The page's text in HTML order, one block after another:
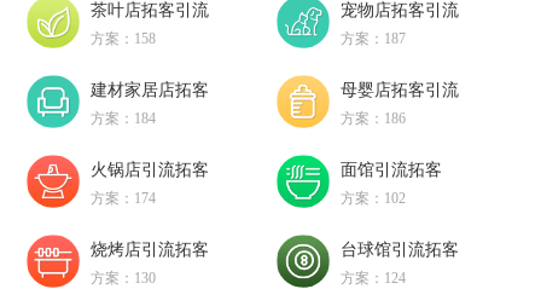
茶叶店拓客引流
方案：158
宠物店拓客引流
方案：187
建材家居店拓客
方案：184
母婴店拓客引流
方案：186
火锅店引流拓客
方案：174
面馆引流拓客
方案：102
烧烤店引流拓客
方案：130
台球馆引流拓客
方案：124